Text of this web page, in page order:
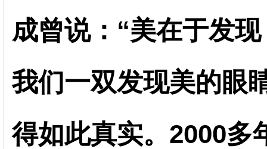
成曾说：“美在于发
我们一双发现美的眼
得如此真实。2000多